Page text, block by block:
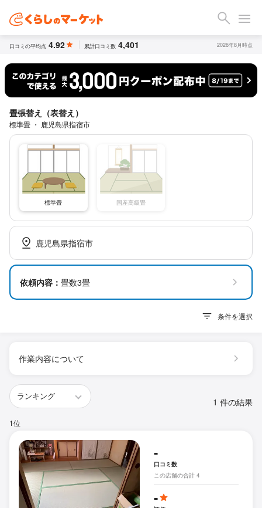
口コミの平均点 4.92 累計口コミ数 4,401 2026年8月時点
畳張替え（表替え）
標準畳 ・ 鹿児島県指宿市
標準畳 国産高級畳
鹿児島県指宿市
依頼内容： 畳数3畳
条件を選択
作業内容について
1 件の結果
1位
-
口コミ数
この店舗の合計 4
-